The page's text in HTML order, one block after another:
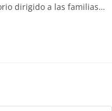
dirigido a las familias…